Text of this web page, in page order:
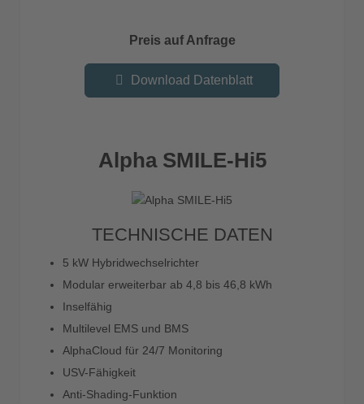
Preis auf Anfrage
Download Datenblatt
Alpha SMILE-Hi5
TECHNISCHE DATEN
5 kW Hybridwechselrichter
Modular erweiterbar ab 4,8 bis 46,8 kWh
Inselfähig
Multilevel EMS und BMS
AlphaCloud für 24/7 Monitoring
USV-Fähigkeit
Anti-Shading-Funktion